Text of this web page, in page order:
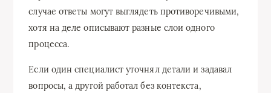
случае ответы могут выглядеть противоречивыми,
хотя на деле описывают разные слои одного
процесса.
Если один специалист уточнял детали и задавал
вопросы, а другой работал без контекста,